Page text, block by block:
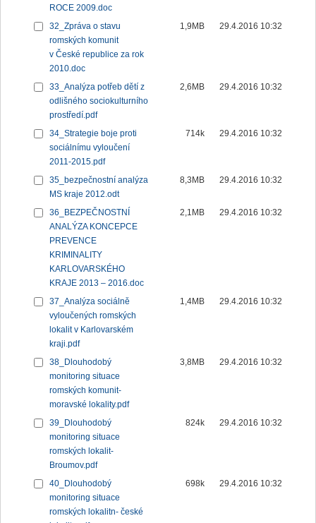
ROCE 2009.doc
32_Zpráva o stavu
romských komunit
v České republice za rok
2010.doc
1,9MB 29.4.2016 10:32
33_Analýza potřeb dětí z
odlišného sociokulturního
prostředí.pdf
2,6MB 29.4.2016 10:32
34_Strategie boje proti
sociálnímu vyloučení
2011-2015.pdf
714k 29.4.2016 10:32
35_bezpečnostní analýza
MS kraje 2012.odt
8,3MB 29.4.2016 10:32
36_BEZPEČNOSTNÍ
ANALÝZA KONCEPCE
PREVENCE
KRIMINALITY
KARLOVARSKÉHO
KRAJE 2013 – 2016.doc
2,1MB 29.4.2016 10:32
37_Analýza sociálně
vyloučených romských
lokalit v Karlovarském
kraji.pdf
1,4MB 29.4.2016 10:32
38_Dlouhodobý
monitoring situace
romských komunit-
moravské lokality.pdf
3,8MB 29.4.2016 10:32
39_Dlouhodobý
monitoring situace
romských lokalit-
Broumov.pdf
824k 29.4.2016 10:32
40_Dlouhodobý
monitoring situace
romských lokalitn- české
698k 29.4.2016 10:32